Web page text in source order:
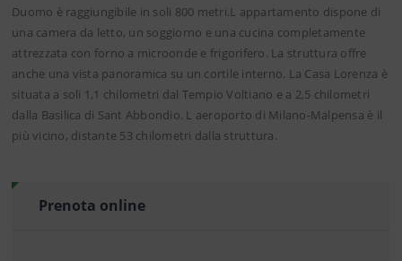
Duomo è raggiungibile in soli 800 metri.L appartamento dispone di
una camera da letto, un soggiorno e una cucina completamente
attrezzata con forno a microonde e frigorifero. La struttura offre
anche una vista panoramica su un cortile interno. La Casa Lorenza è
situata a soli 1,1 chilometri dal Tempio Voltiano e a 2,5 chilometri
dalla Basilica di Sant Abbondio. L aeroporto di Milano-Malpensa è il
più vicino, distante 53 chilometri dalla struttura.
Prenota online